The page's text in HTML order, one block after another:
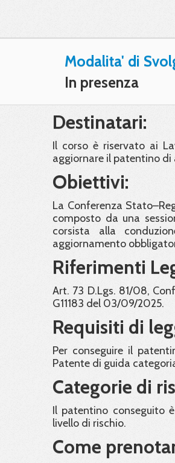
Modalita' di
In presenza
Destinatari:
Il corso è riservato ai
aggiornare il patentino
Obiettivi:
La Conferenza
composto da una
corsista alla
aggiornamento
Riferimenti
Art. 73 D.Lgs. 81/08,
G11183 del 03/09/2025.
Requisiti di
Per conseguire il
Patente di guida
Categorie di
Il patentino conseguito
livello di rischio.
Come